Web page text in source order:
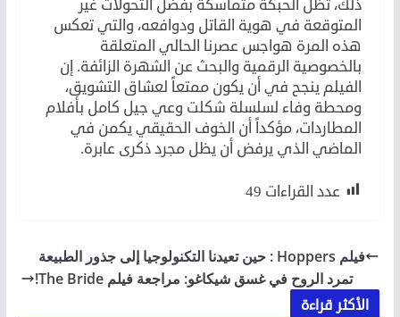
ذلك، تظل الحبكة متماسكة بفضل التحولات غير
المتوقعة في هوية القاتل ودوافعه، والتي تعكس
هذه المرة هواجس عصرنا الحالي المتعلقة
بالخصوصية الرقمية والبحث عن الشهرة الزائفة. إن
الفيلم ينجح في أن يكون ممتعاً لعشاق التشويق،
ومحطة وفاء لسلسلة شكلت وعي جيل كامل بأفلام
المطاردات، مؤكداً أن الخوف الحقيقي يكمن في
الماضي الذي يرفض أن يظل مجرد ذكرى عابرة.
عدد القراءات 49
فيلم Hoppers : حين تعيدنا التكنولوجيا إلى جذور الطبيعة
تمرد الروح في غسق شيكاغو: مراجعة فيلم The Bride!
الأكثر قراءة